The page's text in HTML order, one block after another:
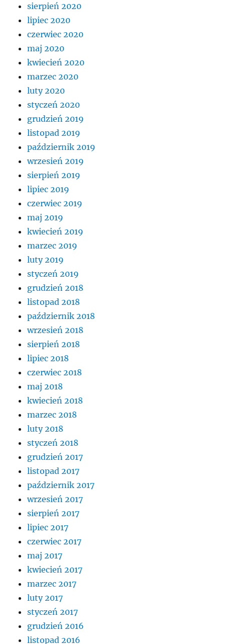
sierpień 2020
lipiec 2020
czerwiec 2020
maj 2020
kwiecień 2020
marzec 2020
luty 2020
styczeń 2020
grudzień 2019
listopad 2019
październik 2019
wrzesień 2019
sierpień 2019
lipiec 2019
czerwiec 2019
maj 2019
kwiecień 2019
marzec 2019
luty 2019
styczeń 2019
grudzień 2018
listopad 2018
październik 2018
wrzesień 2018
sierpień 2018
lipiec 2018
czerwiec 2018
maj 2018
kwiecień 2018
marzec 2018
luty 2018
styczeń 2018
grudzień 2017
listopad 2017
październik 2017
wrzesień 2017
sierpień 2017
lipiec 2017
czerwiec 2017
maj 2017
kwiecień 2017
marzec 2017
luty 2017
styczeń 2017
grudzień 2016
listopad 2016